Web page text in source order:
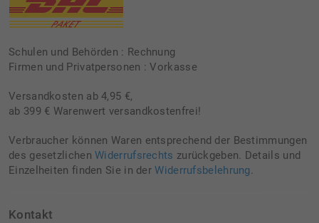
Schulen und Behörden : Rechnung
Firmen und Privatpersonen : Vorkasse
Versandkosten ab 4,95 €,
ab 399 € Warenwert versandkostenfrei!
Verbraucher können Waren entsprechend der Bestimmungen
des gesetzlichenWiderrufsrechts zurückgeben. Details und
Einzelheiten finden Sie in derWiderrufsbelehrung.
Kontakt